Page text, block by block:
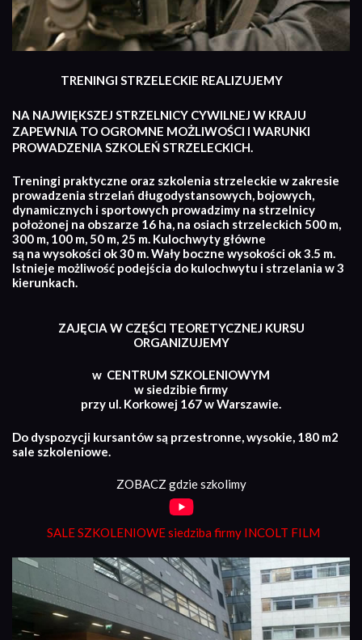
TRENINGI STRZELECKIE REALIZUJEMY
NA NAJWIĘKSZEJ STRZELNICY CYWILNEJ W KRAJU
ZAPEWNIA TO OGROMNE MOŻLIWOŚCI I WARUNKI
PROWADZENIA SZKOLEŃ STRZELECKICH.
Treningi praktyczne oraz szkolenia strzeleckie w zakresie
prowadzenia strzelań długodystansowych, bojowych,
dynamicznych i sportowych prowadzimy na strzelnicy
położonej na obszarze 16 ha, na osiach strzeleckich 500 m,
300 m, 100 m, 50 m, 25 m. Kulochwyty główne
są na wysokości ok 30 m. Wały boczne wysokości ok 3.5 m.
Istnieje możliwość podejścia do kulochwytu i strzelania w 3
kierunkach.
ZAJĘCIA W CZĘŚCI TEORETYCZNEJ KURSU
ORGANIZUJEMY
w CENTRUM SZKOLENIOWYM
w siedzibie firmy
przy ul. Korkowej 167 w Warszawie.
Do dyspozycji kursantów są przestronne, wysokie, 180 m2
sale szkoleniowe.
ZOBACZ gdzie szkolimy
SALE SZKOLENIOWE siedziba firmy INCOLT FILM